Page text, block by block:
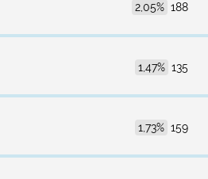
2,05% 188
1,47% 135
1,73% 159